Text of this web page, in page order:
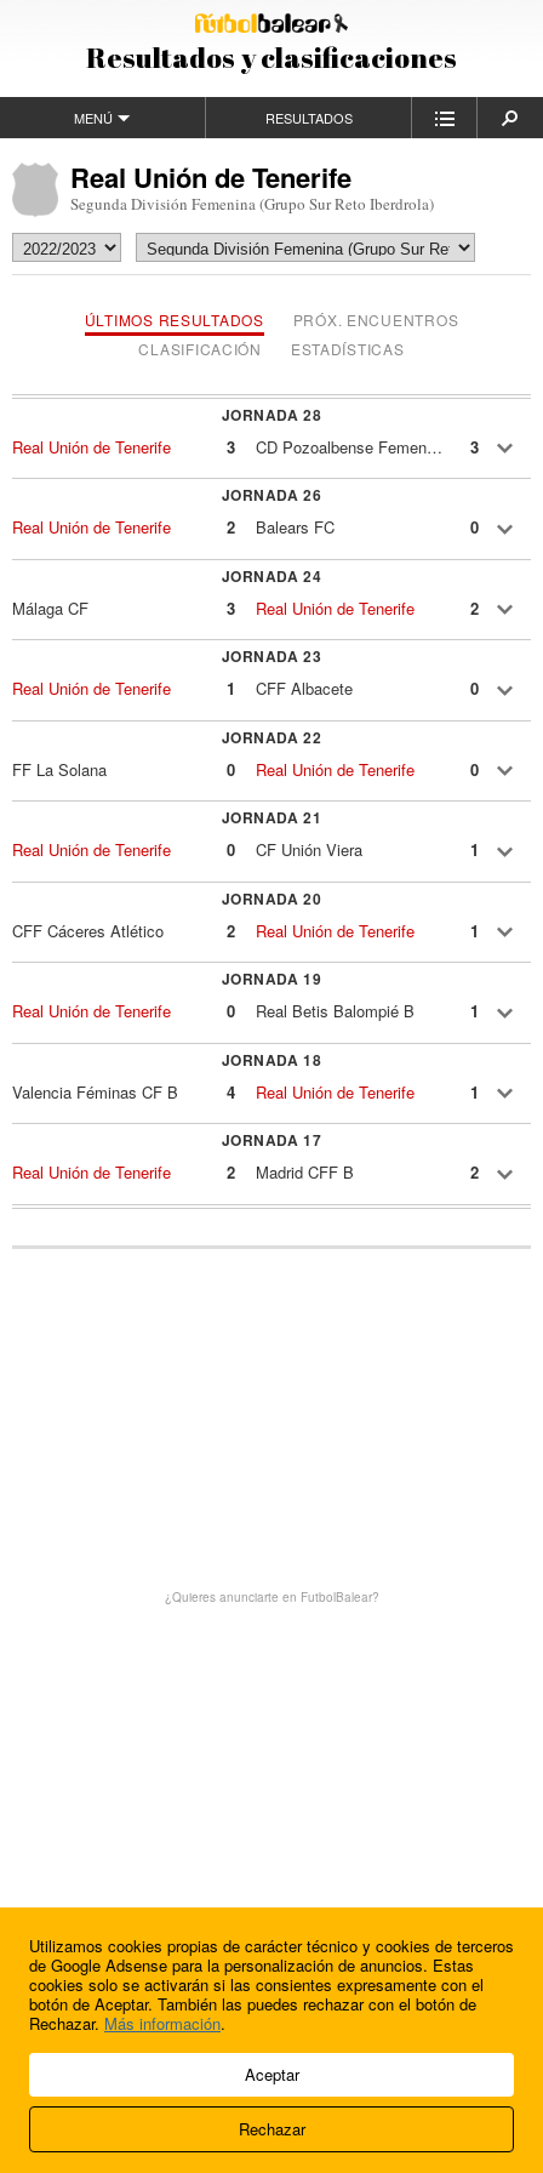
Resultados y clasificaciones
MENÚ RESULTADOS
Real Unión de Tenerife
Segunda División Femenina (Grupo Sur Reto Iberdrola)
ÚLTIMOS RESULTADOS
PRÓX. ENCUENTROS
CLASIFICACIÓN
ESTADÍSTICAS
JORNADA 28
Real Unión de Tenerife 3 CD Pozoalbense Femenino 3
JORNADA 26
Real Unión de Tenerife 2 Balears FC 0
JORNADA 24
Málaga CF 3 Real Unión de Tenerife 2
JORNADA 23
Real Unión de Tenerife 1 CFF Albacete 0
JORNADA 22
FF La Solana 0 Real Unión de Tenerife 0
JORNADA 21
Real Unión de Tenerife 0 CF Unión Viera 1
JORNADA 20
CFF Cáceres Atlético 2 Real Unión de Tenerife 1
JORNADA 19
Real Unión de Tenerife 0 Real Betis Balompié B 1
JORNADA 18
Valencia Féminas CF B 4 Real Unión de Tenerife 1
JORNADA 17
Real Unión de Tenerife 2 Madrid CFF B 2
¿Quieres anunciarte en FutbolBalear?
¿Quieres anunciarte en FutbolBalear?
© 2009 - 2026 Soluciones Corporativas IP, SL.
Acerca de nosotros
FútbolBalear
Utilizamos cookies propias de carácter técnico y cookies de terceros
de Google Adsense para la personalización de anuncios. Estas
cookies solo se activarán si las consientes expresamente con el
botón de Aceptar. También las puedes rechazar con el botón de
Rechazar. Más información.
Aceptar
Rechazar